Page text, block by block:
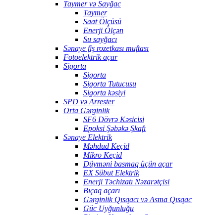
Taymer və Sayğac
Taymer
Saat Ölçüsü
Enerji Ölçən
Su sayğacı
Sənaye fiş rozetkası muftası
Fotoelektrik açar
Sigorta
Sigorta
Sigorta Tutucusu
Sigorta kəsiyi
SPD və Arrester
Orta Gərginlik
SF6 Dövrə Kəsicisi
Epoksi Şəbəkə Şkafı
Sənaye Elektrik
Məhdud Keçid
Mikro Keçid
Düyməni basmaq üçün açar
EX Sübut Elektrik
Enerji Təchizatı Nəzarətçisi
Bıçaq açarı
Gərginlik Qısqacı və Asma Qısqac
Güc Uyğunluğu